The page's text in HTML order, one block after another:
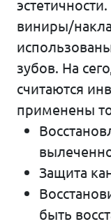
виниры/
зубов. На
считаются
применены
Защита
быть